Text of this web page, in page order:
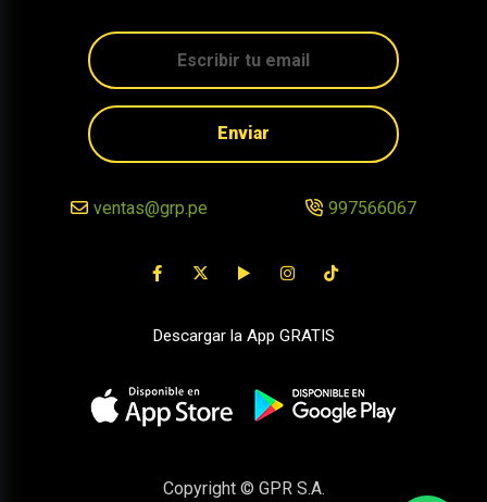
Enviar
ventas@grp.pe 997566067
Descargar la App GRATIS
Copyright © GPR S.A.